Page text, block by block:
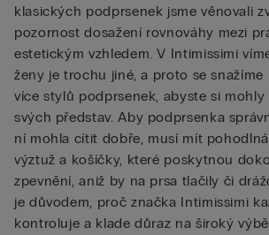
klasických podprsenek jsme věnovali
pozornost dosažení rovnováhy mezi
estetickým vzhledem. V Intimissimi
ženy je trochu jiné, a proto se snažíme
více stylů podprsenek, abyste si
svých představ. Aby podprsenka
ní mohla cítit dobře, musí mít
výztuž a košíčky, které poskytnou
zpevnění, aniž by na prsa tlačily či
je důvodem, proč značka Intimissimi
kontroluje a klade důraz na široký